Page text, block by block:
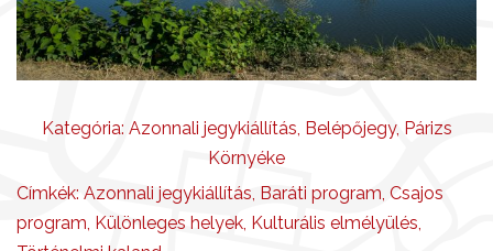
Kategória: Azonnali jegykiállítás, Belépőjegy, Párizs
Környéke
Címkék: Azonnali jegykiállítás, Baráti program, Csajos
program, Különleges helyek, Kulturális elmélyülés,